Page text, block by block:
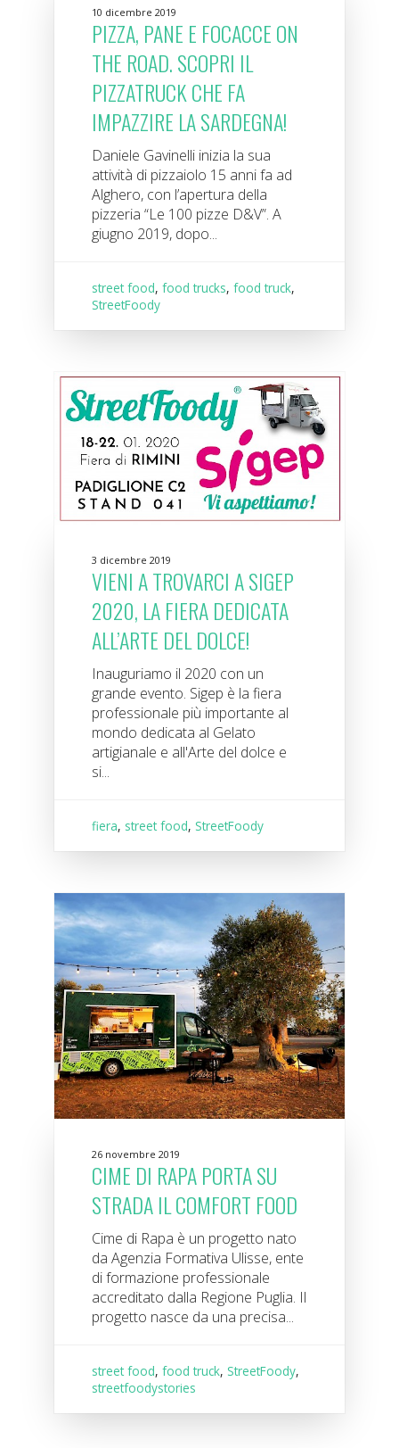
10 dicembre 2019
PIZZA, PANE E FOCACCE ON
THE ROAD. SCOPRI IL
PIZZATRUCK CHE FA
IMPAZZIRE LA SARDEGNA!
Daniele Gavinelli inizia la sua
attività di pizzaiolo 15 anni fa ad
Alghero, con l’apertura della
pizzeria “Le 100 pizze D&V”. A
giugno 2019, dopo...
street food,food trucks,food truck,
StreetFoody
3 dicembre 2019
VIENI A TROVARCI A SIGEP
2020, LA FIERA DEDICATA
ALL’ARTE DEL DOLCE!
Inauguriamo il 2020 con un
grande evento. Sigep è la fiera
professionale più importante al
mondo dedicata al Gelato
artigianale e all'Arte del dolce e
si...
fiera, street food,StreetFoody
26 novembre 2019
CIME DI RAPA PORTA SU
STRADA IL COMFORT FOOD
Cime di Rapa è un progetto nato
da Agenzia Formativa Ulisse, ente
di formazione professionale
accreditato dalla Regione Puglia. Il
progetto nasce da una precisa...
street food,food truck,StreetFoody,
streetfoodystories